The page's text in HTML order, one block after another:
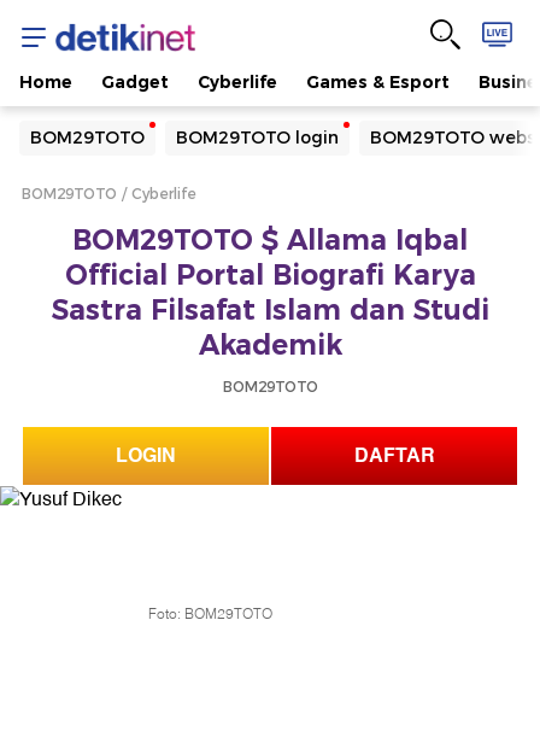
Home Gadget Cyberlife Games & Esport
BOM29TOTO BOM29TOTO login BOM29TOTO
Yang sedang ramai dicari
Loading...
BOM29TOTO Cyberlife
BOM29TOTO $ Allama Iqbal
Official Portal Biografi Karya
Sastra Filsafat Islam dan Studi
Akademik
BOM29TOTO
LOGIN DAFTAR
Foto: BOM29TOTO